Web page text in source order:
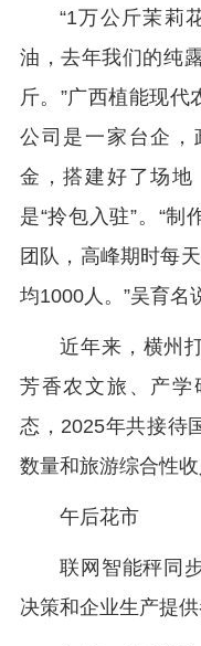
“1万公斤茉莉
油，去年我们的纯
斤。”广西植能现代
公司是一家台企，
金，搭建好了场地
是“拎包入驻”。“
团队，高峰期时每
均1000人。”吴育名
近年来，横州
芳香农文旅、产学
态，2025年共接待
数量和旅游综合性
午后花市
联网智能秤同
决策和企业生产提